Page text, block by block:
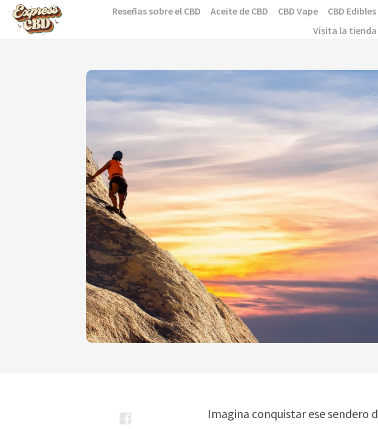
Skip
Reseñas sobre el CBD Aceite de CBD CBD Vape CBD Edibles
Visita la tienda
Imagina conquistar ese sendero